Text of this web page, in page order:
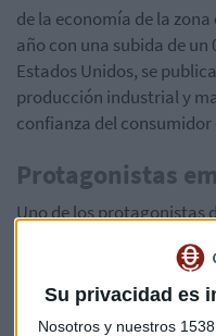
Su privacidad es
Nosotros y nuestros 1538
de la economía de la
año con una subida de un
Estados Unidos, se
producción industrial y
confianza del
Protagonistas
Uno de los protagonistas
que ha abierto
recortar los dividendos y
para 2020. Sin embargo,
dado la vuelta y
suben